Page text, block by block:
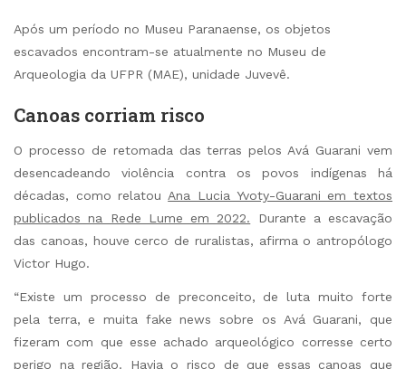
Após um período no Museu Paranaense, os objetos
escavados encontram-se atualmente no Museu de
Arqueologia da UFPR (MAE), unidade Juvevê.
Canoas corriam risco
O processo de retomada das terras pelos Avá Guarani vem
desencadeando violência contra os povos indígenas há
décadas, como relatouAna Lucia Yvoty-Guarani em textos
publicados na Rede Lume em 2022. Durante a escavação
das canoas, houve cerco de ruralistas, afirma o antropólogo
Victor Hugo.
“Existe um processo de preconceito, de luta muito forte
pela terra, e muita fake news sobre os Avá Guarani, que
fizeram com que esse achado arqueológico corresse certo
perigo na região. Havia o risco de que essas canoas que